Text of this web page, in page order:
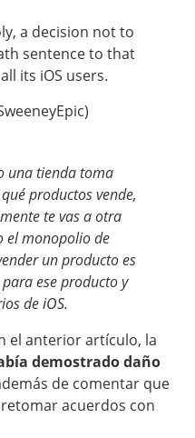
a decision not to
sentence to that
its iOS users.
una tienda toma
productos vende,
te vas a otra
el monopolio de
un producto es
ese producto y
de iOS.
el anterior artículo, la
demostrado daño
de comentar que
acuerdos con